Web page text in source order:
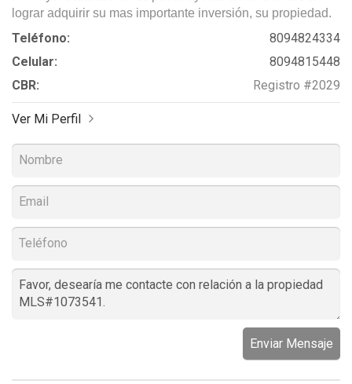
lograr adquirir su mas importante inversión, su propiedad.
Teléfono:
8094824334
Celular:
8094815448
CBR:
Registro #2029
Ver Mi Perfil
Enviar Mensaje